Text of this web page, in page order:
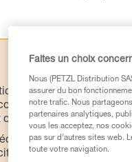
techniques des
les informations
une formation et
à refaire la
Faites un choix
Nous (PETZL Distribution
assurer du bon
notre trafic. Nous
partenaires analytiques,
vous les acceptez, nos
pas sur d’autres sites web.
toute votre navigation.